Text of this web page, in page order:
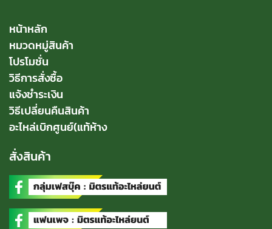
หน้าหลัก
หมวดหมู่สินค้า
โปรโมชั่น
วิธีการสั่งซื้อ
แจ้งชำระเงิน
วิธีเปลี่ยนคืนสินค้า
อะไหล่เบิกศูนย์(แท้ห้าง
สั่งสินค้า